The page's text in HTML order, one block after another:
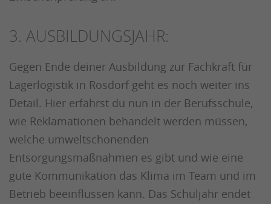
3. AUSBILDUNGSJAHR:
Gegen Ende deiner Ausbildung zur Fachkraft für
Lagerlogistik in Rosdorf geht es noch weiter ins
Detail. Hier erfährst du nun in der Berufsschule,
wie Reklamationen behandelt werden müssen,
welche umweltschonenden
Entsorgungsmaßnahmen es gibt und wie eine
gute Kommunikation das Klima im Team und im
Betrieb beeinflussen kann. Das Schuljahr endet